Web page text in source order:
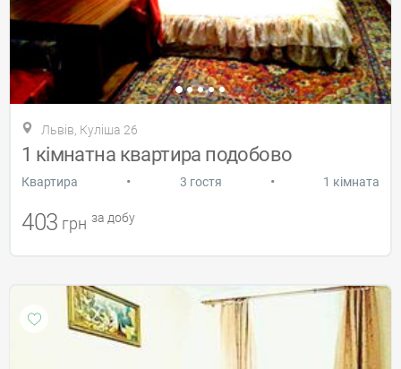
Львів, Куліша 26
1 кімнатна квартира подобово
Квартира • 3 гостя • 1 кімната
403 грн за добу